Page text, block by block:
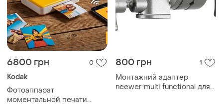
6800 грн 0
Kodak
Фотоаппарат
моментальной печати
800 грн 1
Монтажний адаптер
neewer multi functional для